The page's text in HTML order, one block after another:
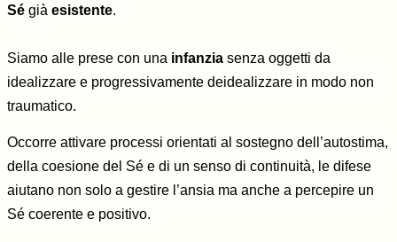
Sé già esistente.
Siamo alle prese con una infanzia senza oggetti da
idealizzare e progressivamente deidealizzare in modo non
traumatico.
Occorre attivare processi orientati al sostegno dell’autostima,
della coesione del Sé e di un senso di continuità, le difese
aiutano non solo a gestire l’ansia ma anche a percepire un
Sé coerente e positivo.